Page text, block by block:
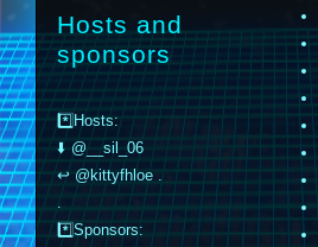
Hosts and
sponsors
*️⃣Hosts:
⬇️ @__sil_06
↩️ @kittyfhloe .
.
*️⃣Sponsors: